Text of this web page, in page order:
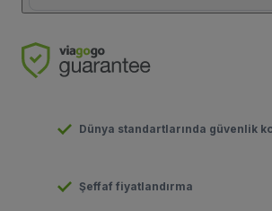
Dünya standartlarında güvenlik
Şeffaf fiyatlandırma